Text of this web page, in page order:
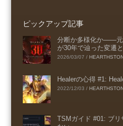
ピックアップ記事
分断か多様化か――元
が30年で辿った変遷
2026/03/07 /
Healerの心得 #1:
2022/12/03 /
TSMガイド #01: ブ